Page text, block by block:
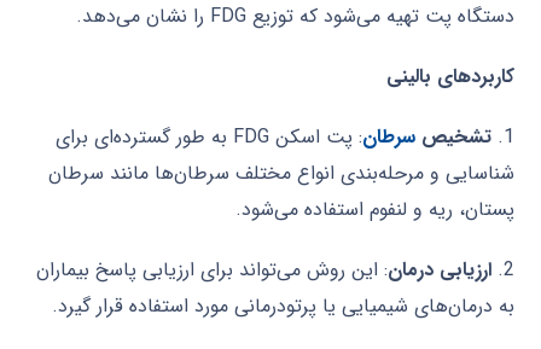
دستگاه پت تهیه می‌شود که توزیع FDG را نشان می‌دهد.
کاربردهای بالینی
1. تشخیصسرطان
: پت اسکن FDG به طور گسترده‌ای برای
شناسایی و مرحله‌بندی انواع مختلف سرطان‌ها مانند سرطان
پستان، ریه و لنفوم استفاده می‌شود.
2. ارزیابی درمان: این روش می‌تواند برای ارزیابی پاسخ بیماران
به درمان‌های شیمیایی یا پرتودرمانی مورد استفاده قرار گیرد.